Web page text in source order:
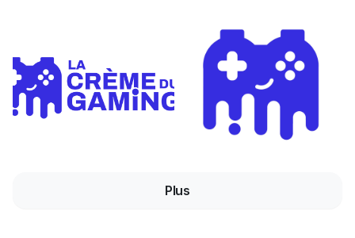
Plus